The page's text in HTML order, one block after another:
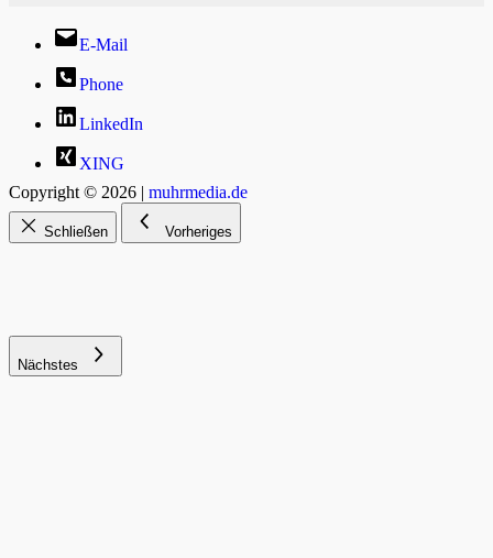
Copyright © 2026 | muhrmedia.de
E-Mail
Phone
LinkedIn
XING
Schließen Vorheriges
Nächstes